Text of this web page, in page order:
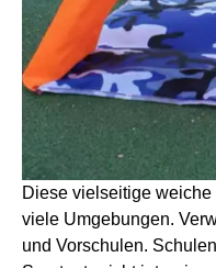
Diese vielseitige
viele Umgebungen.
und Vorschulen.